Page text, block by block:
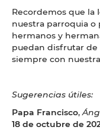
Recordemos que la
nuestra parroquia o
hermanos y
puedan disfrutar de
siempre con
Sugerencias útiles:
Papa Francisco,
18 de octubre de